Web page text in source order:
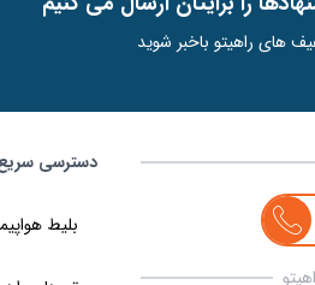
های راهیتو باخبر شوید
دسترسی
بلیط